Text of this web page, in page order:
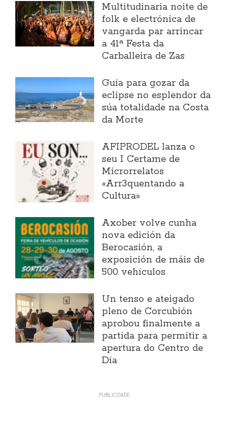
Multitudinaria noite de
folk e electrónica de
vangarda par arrincar
a 41ª Festa da
Carballeira de Zas
Guía para gozar da
eclipse no esplendor da
súa totalidade na Costa
da Morte
AFIPRODEL lanza o
seu I Certame de
Microrrelatos
«Arr3quentando a
Cultura»
Axober volve cunha
nova edición da
Berocasión, a
exposición de máis de
500 vehículos
Un tenso e ateigado
pleno de Corcubión
aprobou finalmente a
partida para permitir a
apertura do Centro de
Día